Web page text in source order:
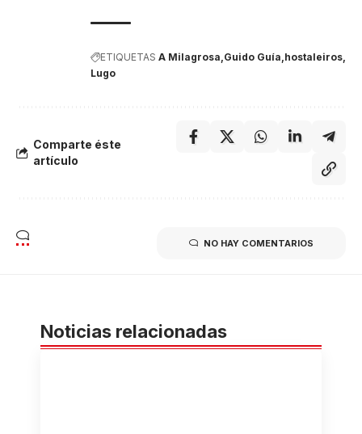
ETIQUETAS A Milagrosa Guido Guía hostaleiros
Lugo
Comparte éste
artículo
NO HAY COMENTARIOS
Noticias relacionadas